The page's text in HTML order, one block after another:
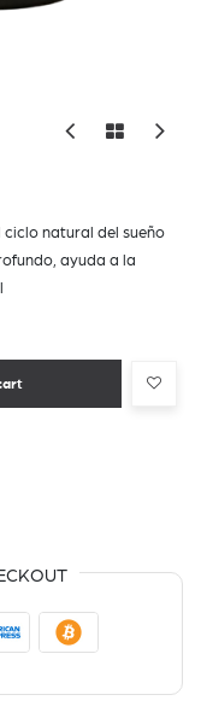
natural del sueño
ayuda a la